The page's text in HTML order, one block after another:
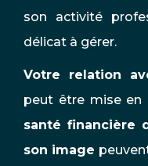
son activité
délicat à gérer.
Votre relation
peut être mise en
santé financière
son image